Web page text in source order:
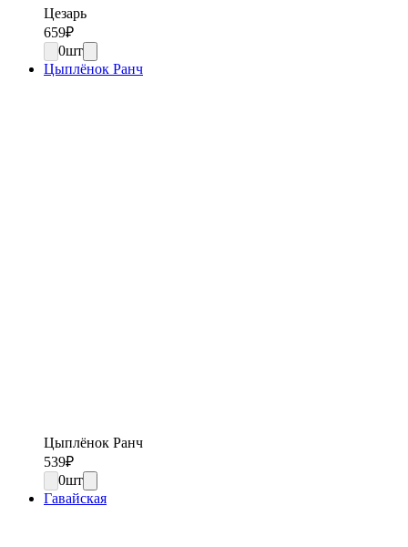
Цезарь
659₽
0шт
Цыплёнок Ранч
Цыплёнок Ранч
539₽
0шт
Гавайская